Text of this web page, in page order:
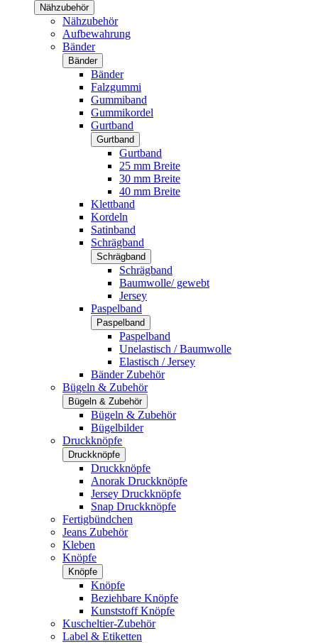
Nähzubehör
Nähzubehör
Aufbewahrung
Bänder
Bänder
Bänder
Falzgummi
Gummiband
Gummikordel
Gurtband
Gurtband
Gurtband
25 mm Breite
30 mm Breite
40 mm Breite
Klettband
Kordeln
Satinband
Schrägband
Schrägband
Schrägband
Baumwolle/ gewebt
Jersey
Paspelband
Paspelband
Paspelband
Unelastisch / Baumwolle
Elastisch / Jersey
Bänder Zubehör
Bügeln & Zubehör
Bügeln & Zubehör
Bügeln & Zubehör
Bügelbilder
Druckknöpfe
Druckknöpfe
Druckknöpfe
Anorak Druckknöpfe
Jersey Druckknöpfe
Snap Druckknöpfe
Fertigbündchen
Jeans Zubehör
Kleben
Knöpfe
Knöpfe
Knöpfe
Beziehbare Knöpfe
Kunststoff Knöpfe
Kuscheltier-Zubehör
Label & Etiketten